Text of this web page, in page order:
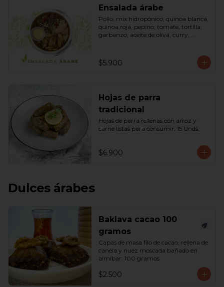
Ensalada árabe
Pollo, mix hidropónico, quinoa blanca,
quinoa roja, pepino, tomate, tortilla,
garbanzo, aceite de oliva, curry,
Bowl.
$5.900
Hojas de parra
tradicional
Hojas de parra rellenas con arroz y
carne listas para consumir. 15 Unds.
$6.900
Dulces árabes
Baklava cacao 100
gramos
Capas de masa filo de cacao, rellena de
canela y nuez moscada bañado en
almíbar. 100 gramos
$2.500